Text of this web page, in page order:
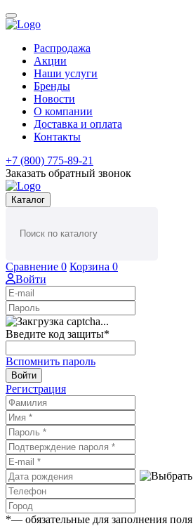
Распродажа
Акции
Наши услуги
Бренды
Новости
О компании
Доставка и оплата
Контакты
+7 (800) 775-89-21
Заказать обратный звонок
Каталог
Сравнение 0 Корзина 0
Войти
Введите код защиты*
Вспомнить пароль
Войти
Регистрация
*— обязательные для заполнения поля